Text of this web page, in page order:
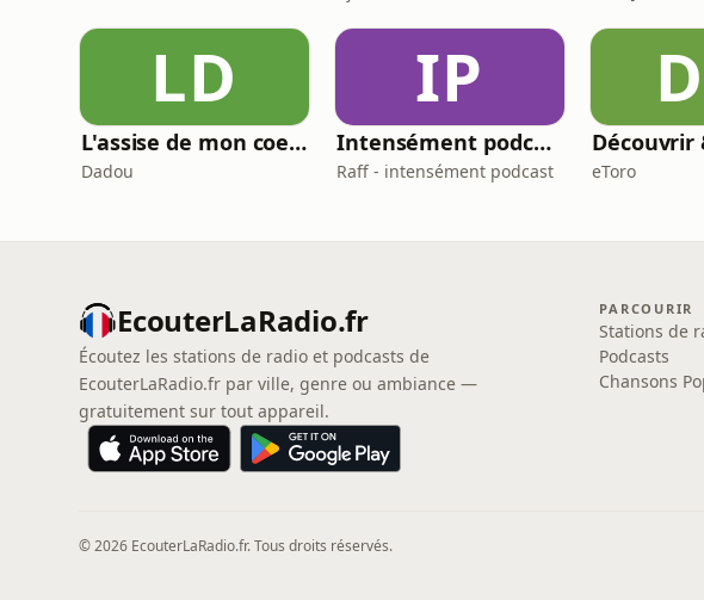
LD
L'assise de mon coeur
Dadou
IP
Intensément podcast - L'univers des HPI, Neuroatypiques & Co
Raff - intensément podcast eToro
EcouterLaRadio.fr
Écoutez les stations de radio et podcasts de
EcouterLaRadio.fr par ville, genre ou ambiance —
gratuitement sur tout appareil.
PARCOURIR
Stations de
Podcasts
Chansons
© 2026 EcouterLaRadio.fr. Tous droits réservés.